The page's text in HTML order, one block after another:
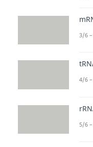
3/6
4/6
5/6